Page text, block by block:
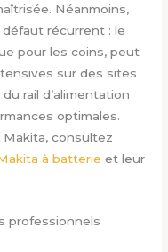
Néanmoins,
récurrent : le
pour les coins, peut
sur des sites
rail d’alimentation
optimales.
consultez
à batterie et leur
professionnels